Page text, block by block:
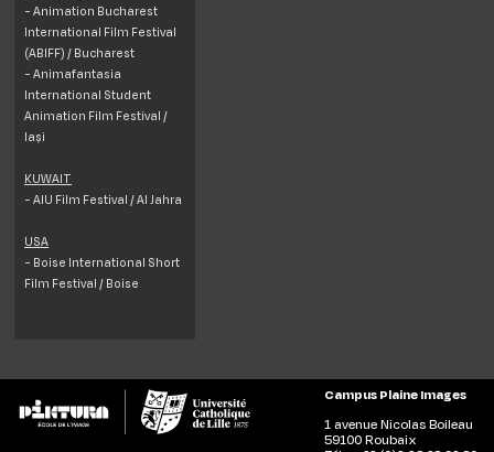
- Animation Bucharest
International Film Festival
(ABIFF) / Bucharest
- Animafantasia
International Student
Animation Film Festival /
Iași
KUWAIT
- AIU Film Festival / Al Jahra
USA
- Boise International Short
Film Festival / Boise
Campus Plaine Images
1 avenue Nicolas Boileau
59100 Roubaix